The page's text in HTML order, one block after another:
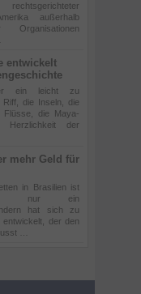
außerhalb
Organisationen
entwickelt
ein leicht zu
die Inseln, die
Flüsse, die Maya-
der
mehr Geld für
in Brasilien ist
nur ein
hat sich zu
entwickelt, der den
…